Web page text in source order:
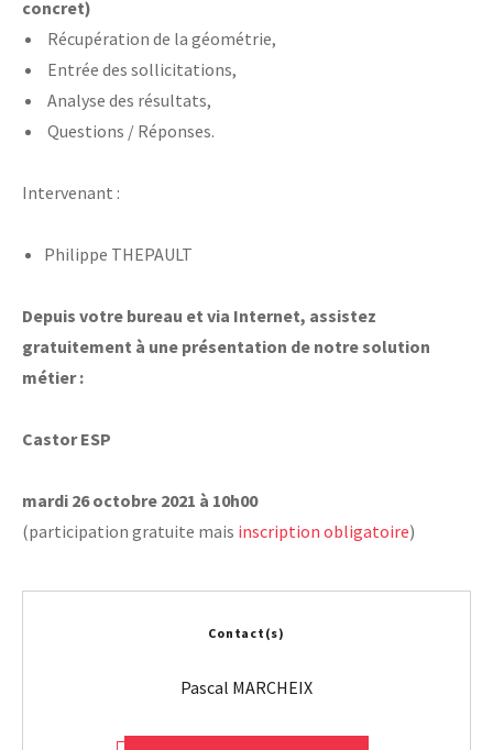
concret)
Récupération de la géométrie,
Entrée des sollicitations,
Analyse des résultats,
Questions / Réponses.
Intervenant :
Philippe THEPAULT
Depuis votre bureau et via Internet, assistez
gratuitement à une présentation de notre solution
métier :
Castor ESP
mardi 26 octobre 2021 à 10h00
(participation gratuite mais inscription obligatoire)
Contact(s)